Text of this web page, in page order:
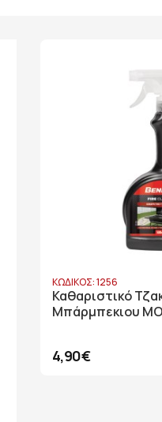
ΚΩΔΙΚΟΣ: 1256
Καθαριστικό
Μπάρμπεκιου
4,90€